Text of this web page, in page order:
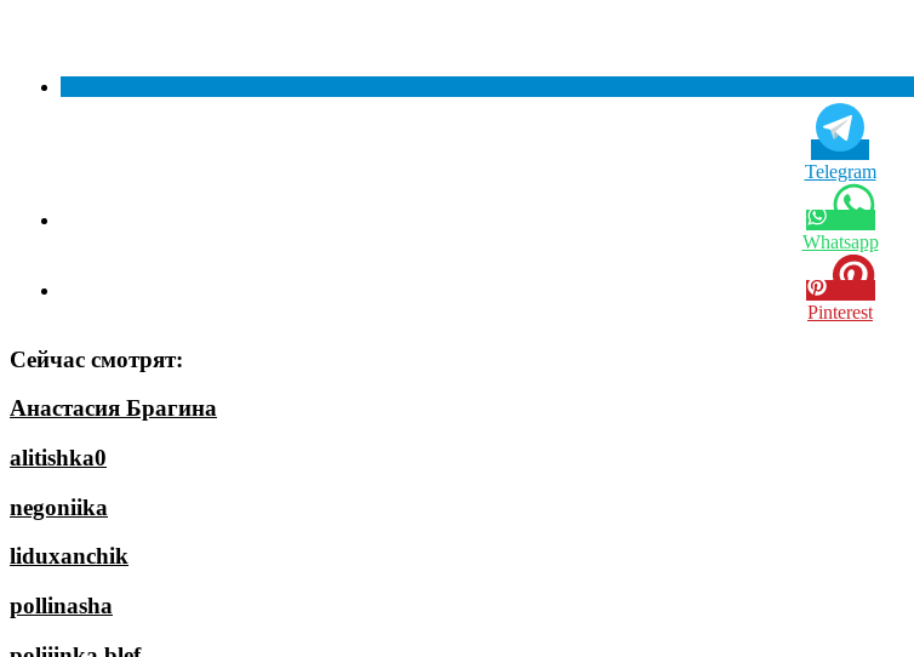
Telegram
Whatsapp
Pinterest
Сейчас смотрят:
Анастасия Брагина
alitishka0
negoniika
liduxanchik
pollinasha